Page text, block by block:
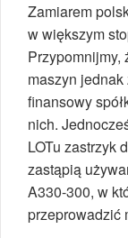
Zamiarem
w większym
Przypomnijmy,
maszyn
finansowy
nich.
LOTu zastrzyk
zastąpią
A330-300, w
przeprowadzić